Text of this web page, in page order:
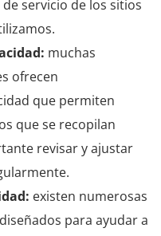
servicio de los sitios
muchas
ofrecen
que permiten
que se recopilan
revisar y ajustar
existen numerosas
para ayudar a